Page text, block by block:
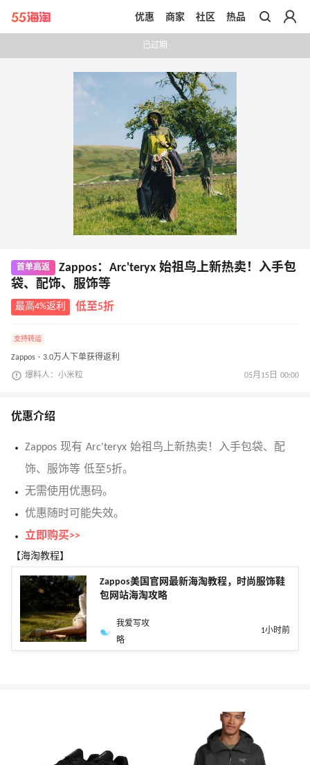
带你去官网买正品
优惠 商家 社区 热品
已过期
首单高返
Zappos：Arc'teryx 始祖鸟上新热卖！入手包
袋、配饰、服饰等
最高4%返利 低至5折
支持转运
Zappos · 3.0万人下单获得返利
爆料人：小米粒 05月15日 00:00
优惠介绍
Zappos 现有 Arc'teryx 始祖鸟上新热卖！入手包袋、配
饰、服饰等 低至5折。
无需使用优惠码。
优惠随时可能失效。
立即购买>>
【海淘教程】
Zappos美国官网最新海淘教程，时尚服饰鞋
包网站海淘攻略
我爱写攻
略
1小时前